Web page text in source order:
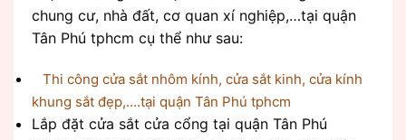
chung cư, nhà đất, cơ quan xí nghiệp,…tại quận
Tân Phú tphcm cụ thể như sau:
Thi công cửa sắt nhôm kính, cửa sắt kinh, cửa kính
khung sắt đẹp,….tại quận Tân Phú tphcm
Lắp đặt cửa sắt cửa cổng tại quận Tân Phú